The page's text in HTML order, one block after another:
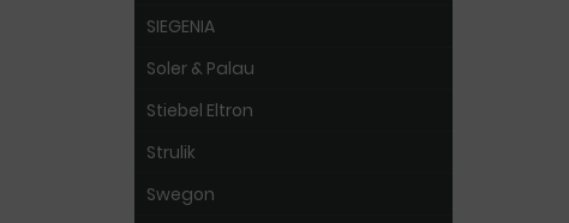
SIEGENIA
Soler & Palau
Stiebel Eltron
Strulik
Swegon